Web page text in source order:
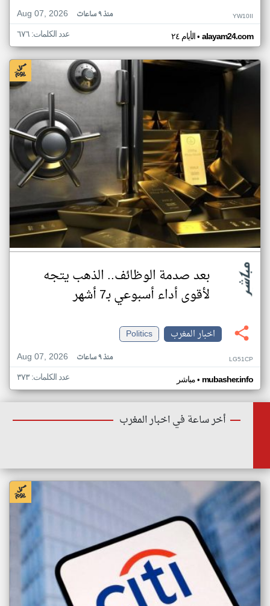
Aug 07, 2026
منذ ٩ ساعات YW10II
الأيام ٢٤• alayam24.com عدد الكلمات: ٦٧٦
بعد صدمة الوظائف.. الذهب يتجه
لأقوى أداء أسبوعي بـ7 أشهر
اخبار المغرب
Politics
Aug 07, 2026
منذ ٩ ساعات LG51CP
مباشر• mubasher.info عدد الكلمات: ٣٧٣
أخر ساعة في اخبار المغرب